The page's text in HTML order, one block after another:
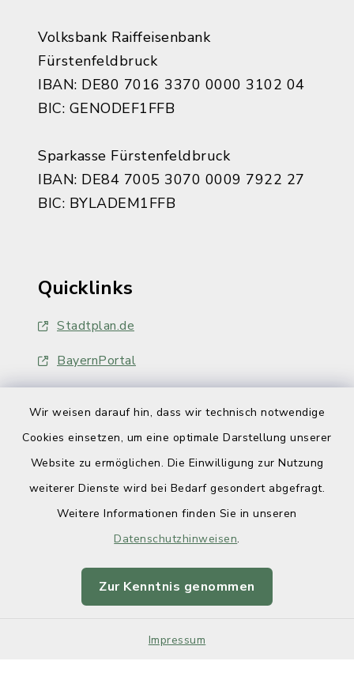
Wir weisen darauf hin, dass wir technisch notwendige
Cookies einsetzen, um eine optimale Darstellung unserer
Website zu ermöglichen. Die Einwilligung zur Nutzung
weiterer Dienste wird bei Bedarf gesondert abgefragt.
Weitere Informationen finden Sie in unseren
Datenschutzhinweisen.
Zur Kenntnis genommen
Impressum
Volksbank Raiffeisenbank
Fürstenfeldbruck
IBAN: DE80 7016 3370 0000 3102 04
BIC: GENODEF1FFB
Sparkasse Fürstenfeldbruck
IBAN: DE84 7005 3070 0009 7922 27
BIC: BYLADEM1FFB
Quicklinks
Stadtplan.de
BayernPortal
Barrierefreiheit
Impressum
Sitemap